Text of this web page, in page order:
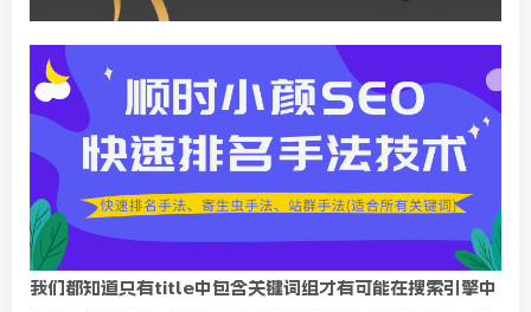
我们都知道只有title中包含关键词组才有可能在搜索引擎中